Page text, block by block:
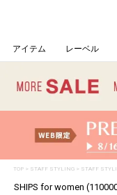
アイテム レーベル
TOP> STAFF STYLING> STAFF
SHIPS for women